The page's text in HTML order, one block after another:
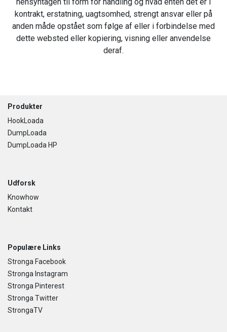
kontrakt, erstatning, uagtsomhed, strengt ansvar eller på
anden måde opstået som følge af eller i forbindelse med
dette websted eller kopiering, visning eller anvendelse
deraf.
Footer
Produkter
HookLoada
DumpLoada
DumpLoada HP
Udforsk
Knowhow
Kontakt
Populære Links
Stronga Facebook
Stronga Instagram
Stronga Pinterest
Stronga Twitter
StrongaTV